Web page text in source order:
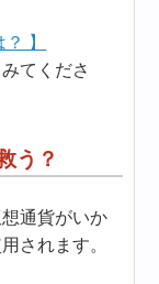
】
てくださ
う？
通貨がいか
されます。